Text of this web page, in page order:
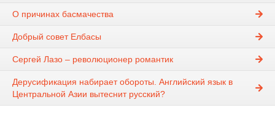
О причинах басмачества
Добрый совет Елбасы
Сергей Лазо – революционер романтик
Дерусификация набирает обороты. Английский язык в
Центральной Азии вытеснит русский?